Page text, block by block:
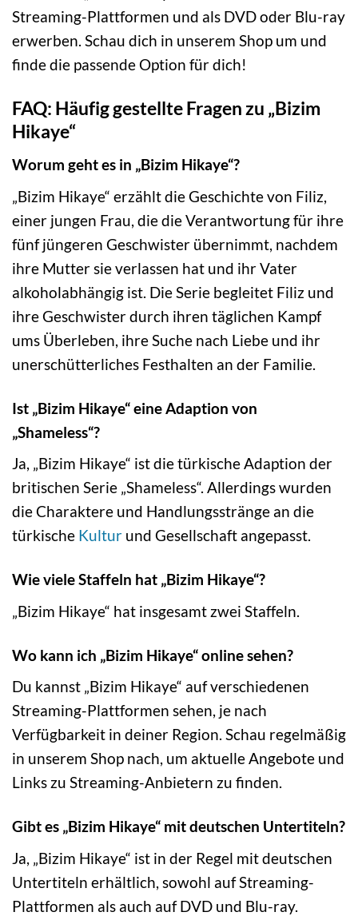
Streaming-Plattformen und als DVD oder Blu-ray
erwerben. Schau dich in unserem Shop um und
finde die passende Option für dich!
FAQ: Häufig gestellte Fragen zu „Bizim
Hikaye“
Worum geht es in „Bizim Hikaye“?
„Bizim Hikaye“ erzählt die Geschichte von Filiz,
einer jungen Frau, die die Verantwortung für ihre
fünf jüngeren Geschwister übernimmt, nachdem
ihre Mutter sie verlassen hat und ihr Vater
alkoholabhängig ist. Die Serie begleitet Filiz und
ihre Geschwister durch ihren täglichen Kampf
ums Überleben, ihre Suche nach Liebe und ihr
unerschütterliches Festhalten an der Familie.
Ist „Bizim Hikaye“ eine Adaption von
„Shameless“?
Ja, „Bizim Hikaye“ ist die türkische Adaption der
britischen Serie „Shameless“. Allerdings wurden
die Charaktere und Handlungsstränge an die
türkische Kultur und Gesellschaft angepasst.
Wie viele Staffeln hat „Bizim Hikaye“?
„Bizim Hikaye“ hat insgesamt zwei Staffeln.
Wo kann ich „Bizim Hikaye“ online sehen?
Du kannst „Bizim Hikaye“ auf verschiedenen
Streaming-Plattformen sehen, je nach
Verfügbarkeit in deiner Region. Schau regelmäßig
in unserem Shop nach, um aktuelle Angebote und
Links zu Streaming-Anbietern zu finden.
Gibt es „Bizim Hikaye“ mit deutschen Untertiteln?
Ja, „Bizim Hikaye“ ist in der Regel mit deutschen
Untertiteln erhältlich, sowohl auf Streaming-
Plattformen als auch auf DVD und Blu-ray.